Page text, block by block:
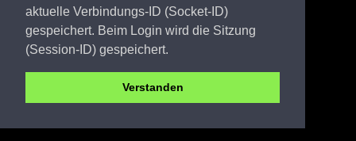
aktuelle Verbindungs-ID (Socket-ID)
gespeichert. Beim Login wird die Sitzung
(Session-ID) gespeichert.
Verstanden
PR FW Grabow